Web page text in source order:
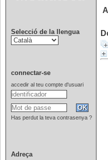
Selecció de la llengua
connectar-se
accedir al teu compte d'usuari
Has perdut la teva contrasenya ?
Adreça